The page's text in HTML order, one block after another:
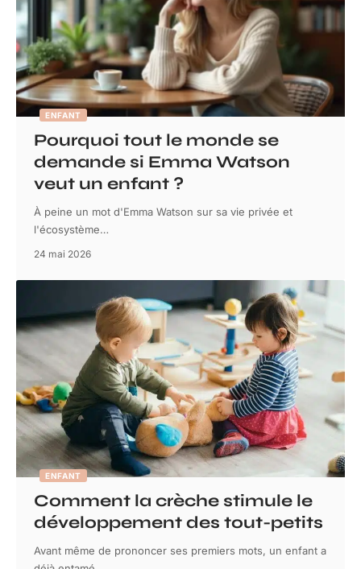
ENFANT
Pourquoi tout le monde se
demande si Emma Watson
veut un enfant ?
À peine un mot d'Emma Watson sur sa vie privée et
l'écosystème…
24 mai 2026
ENFANT
Comment la crèche stimule le
développement des tout-petits
Avant même de prononcer ses premiers mots, un enfant a